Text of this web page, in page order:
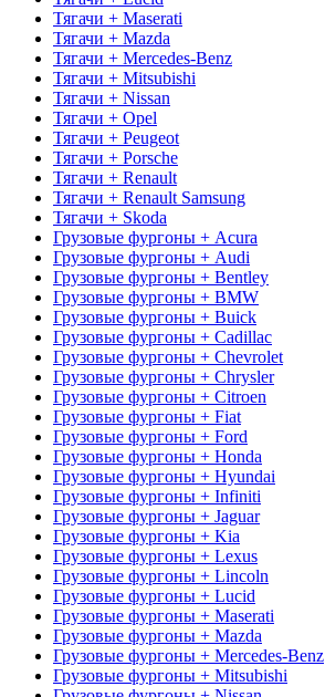
Тягачи + Maserati
Тягачи + Mazda
Тягачи + Mercedes-Benz
Тягачи + Mitsubishi
Тягачи + Nissan
Тягачи + Opel
Тягачи + Peugeot
Тягачи + Porsche
Тягачи + Renault
Тягачи + Renault Samsung
Тягачи + Skoda
Грузовые фургоны + Acura
Грузовые фургоны + Audi
Грузовые фургоны + Bentley
Грузовые фургоны + BMW
Грузовые фургоны + Buick
Грузовые фургоны + Cadillac
Грузовые фургоны + Chevrolet
Грузовые фургоны + Chrysler
Грузовые фургоны + Citroen
Грузовые фургоны + Fiat
Грузовые фургоны + Ford
Грузовые фургоны + Honda
Грузовые фургоны + Hyundai
Грузовые фургоны + Infiniti
Грузовые фургоны + Jaguar
Грузовые фургоны + Kia
Грузовые фургоны + Lexus
Грузовые фургоны + Lincoln
Грузовые фургоны + Lucid
Грузовые фургоны + Maserati
Грузовые фургоны + Mazda
Грузовые фургоны + Mercedes-Benz
Грузовые фургоны + Mitsubishi